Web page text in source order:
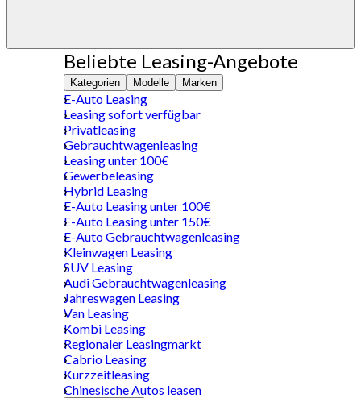
Beliebte Leasing-Angebote
Kategorien Modelle Marken
E-Auto Leasing
Leasing sofort verfügbar
Privatleasing
Gebrauchtwagenleasing
Leasing unter 100€
Gewerbeleasing
Hybrid Leasing
E-Auto Leasing unter 100€
E-Auto Leasing unter 150€
E-Auto Gebrauchtwagenleasing
Kleinwagen Leasing
SUV Leasing
Audi Gebrauchtwagenleasing
Jahreswagen Leasing
Van Leasing
Kombi Leasing
Regionaler Leasingmarkt
Cabrio Leasing
Kurzzeitleasing
Chinesische Autos leasen